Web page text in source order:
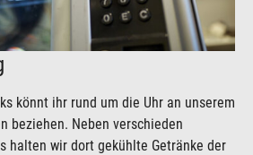
könnt ihr rund um die Uhr an unserem
beziehen. Neben verschieden
halten wir dort gekühlte Getränke der